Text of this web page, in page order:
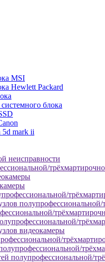
MSI
Hewlett Packard
блока
5d mark ii
неисправности
видеокамеры
полупрофессиональной/